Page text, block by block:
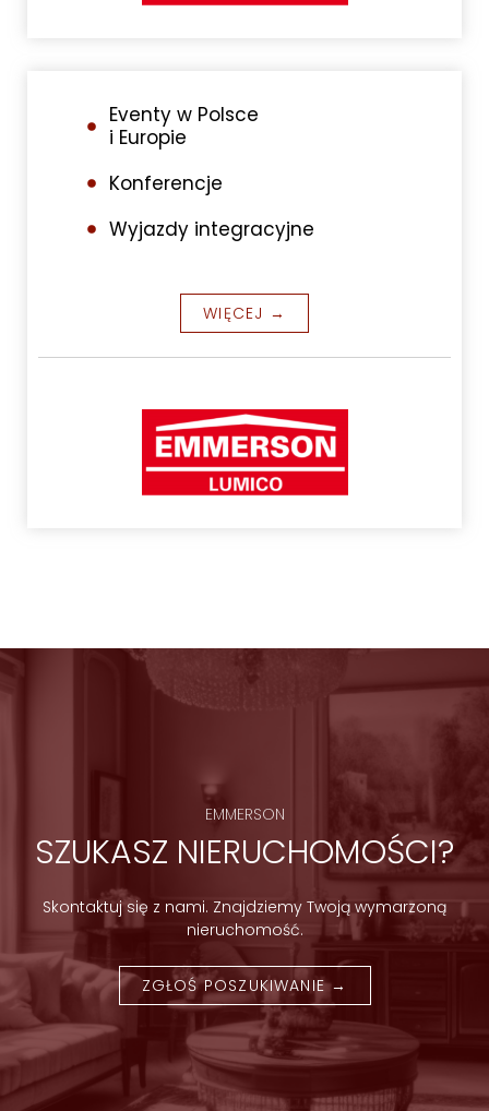
Eventy w Polsce
i Europie
Konferencje
Wyjazdy integracyjne
WIĘCEJ →
EMMERSON
SZUKASZ NIERUCHOMOŚCI?
Skontaktuj się z nami. Znajdziemy Twoją wymarzoną
nieruchomość.
ZGŁOŚ POSZUKIWANIE →